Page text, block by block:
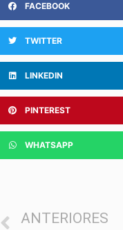
FACEBOOK
TWITTER
LINKEDIN
PINTEREST
WHATSAPP
ANTERIORES